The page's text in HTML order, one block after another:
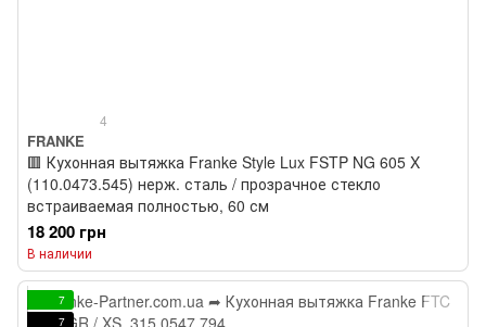
4
FRANKE
🟥 Кухонная вытяжка Franke Style Lux FSTP NG 605 X
(110.0473.545) нерж. сталь / прозрачное стекло
встраиваемая полностью, 60 см
18 200 грн
В наличии
7
7